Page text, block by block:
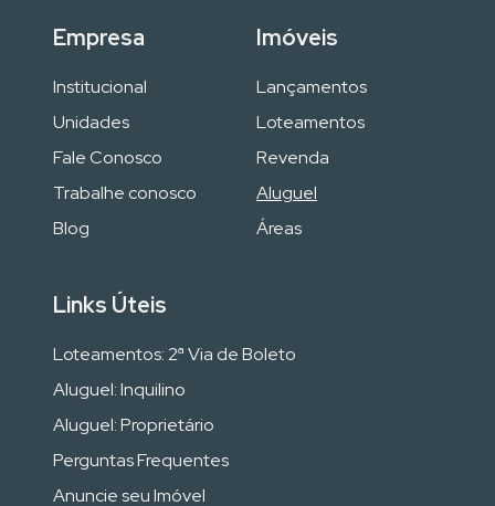
Empresa
Institucional
Unidades
Fale Conosco
Trabalhe conosco
Blog
Imóveis
Lançamentos
Loteamentos
Revenda
Aluguel
Áreas
Links Úteis
Loteamentos: 2ª Via de Boleto
Aluguel: Inquilino
Aluguel: Proprietário
Perguntas Frequentes
Anuncie seu Imóvel